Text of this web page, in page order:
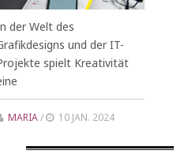
der Welt des
und der IT-
spielt Kreativität
MARIA/ 10 JAN. 2024